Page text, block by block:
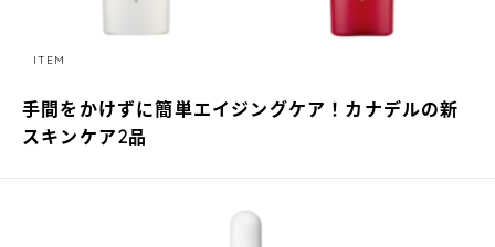
ITEM
手間をかけずに簡単エイジングケア！カナデルの新
スキンケア2品